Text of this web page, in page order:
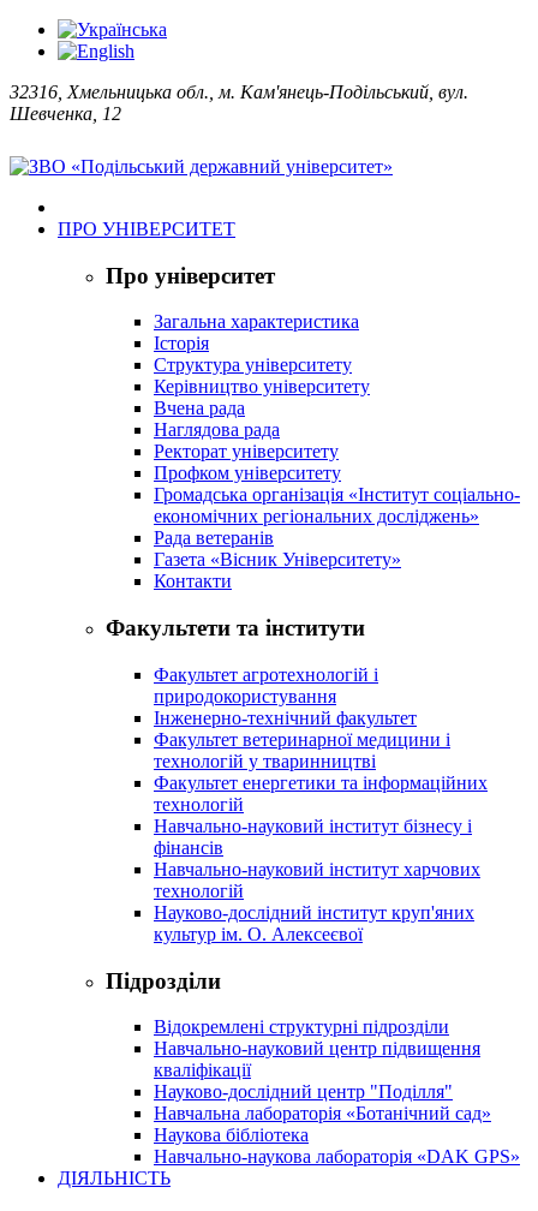
32316, Хмельницька обл., м. Кам'янець-Подільський, вул.
Шевченка, 12
ПРО УНІВЕРСИТЕТ
Про університет
Загальна характеристика
Історія
Структура університету
Керівництво університету
Вчена рада
Наглядова рада
Ректорат університету
Профком університету
Громадська організація «Інститут соціально-
економічних регіональних досліджень»
Рада ветеранів
Газета «Вісник Університету»
Контакти
Факультети та інститути
Факультет агротехнологій і
природокористування
Інженерно-технічний факультет
Факультет ветеринарної медицини і
технологій у тваринництві
Факультет енергетики та інформаційних
технологій
Навчально-науковий інститут бізнесу і
фінансів
Навчально-науковий інститут харчових
технологій
Науково-дослідний інститут круп'яних
культур ім. О. Алексеєвої
Підрозділи
Відокремлені структурні підрозділи
Навчально-науковий центр підвищення
кваліфікації
Науково-дослідний центр "Поділля"
Навчальна лабораторія «Ботанічний сад»
Наукова бібліотека
Навчально-наукова лабораторія «DAK GPS»
ДІЯЛЬНІСТЬ